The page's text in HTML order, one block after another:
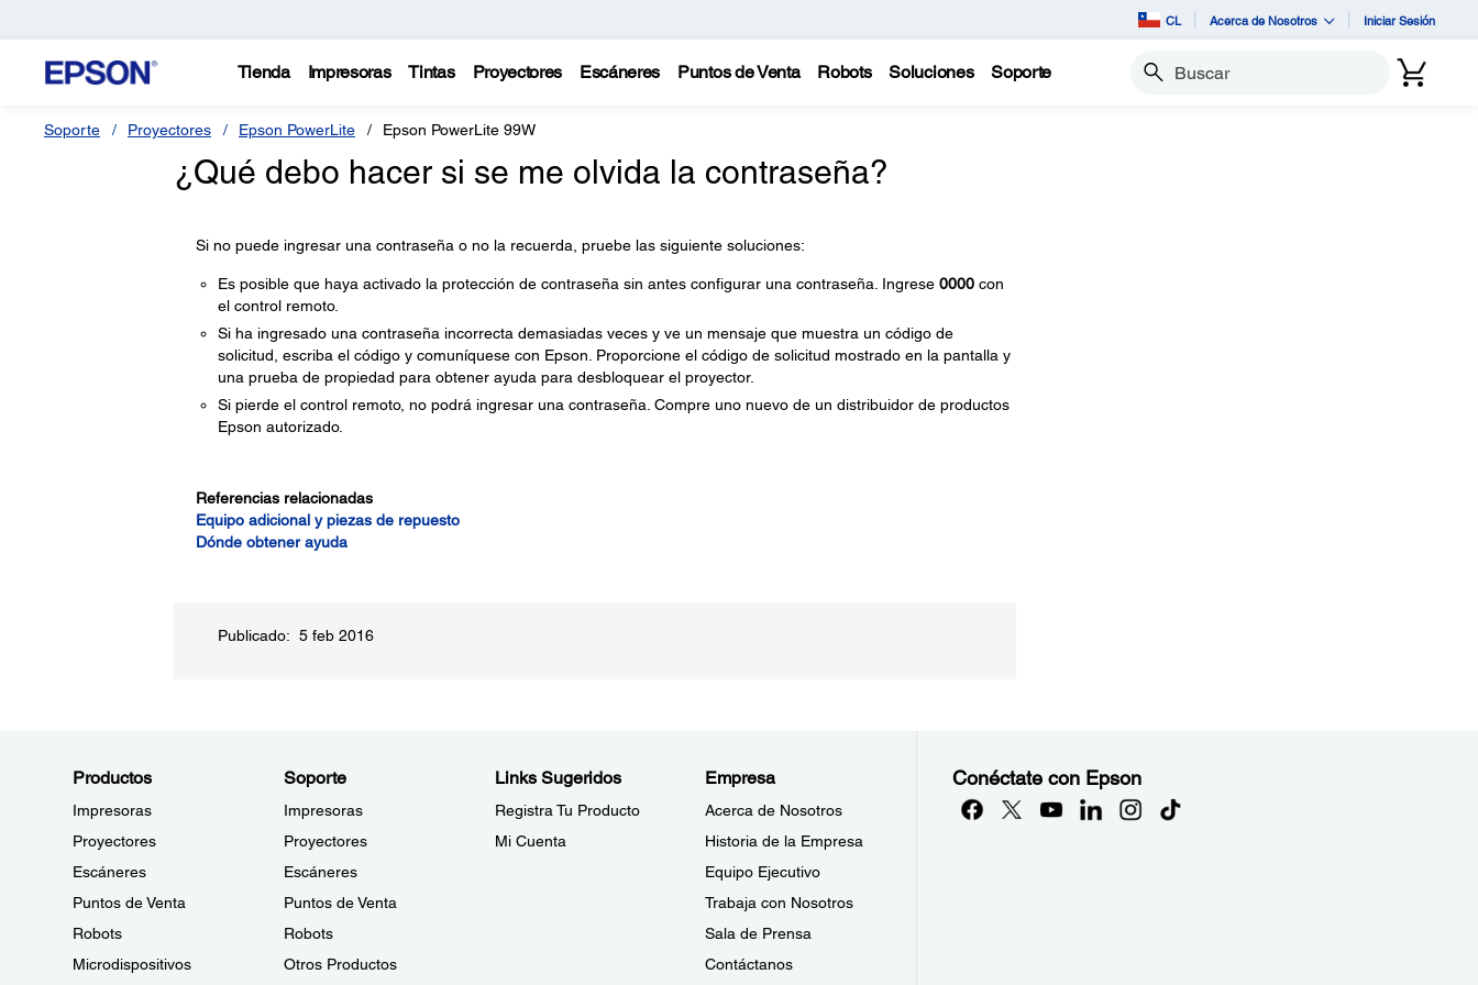
CL Acerca de Nosotros Iniciar Sesión
Tienda Impresoras Tintas Proyectores Escáneres Puntos de Venta Robots Soluciones Soporte Buscar
Soporte Proyectores Epson PowerLite Epson PowerLite 99W
¿Qué debo hacer si se me olvida la contraseña?
Si no puede ingresar una contraseña o no la recuerda, pruebe las siguiente soluciones:
Es posible que haya activado la protección de contraseña sin antes configurar una contraseña. Ingrese 0000con
el control remoto.
Si ha ingresado una contraseña incorrecta demasiadas veces y ve un mensaje que muestra un código de
solicitud, escriba el código y comuníquese con Epson. Proporcione el código de solicitud mostrado en la pantalla y
una prueba de propiedad para obtener ayuda para desbloquear el proyector.
Si pierde el control remoto, no podrá ingresar una contraseña. Compre uno nuevo de un distribuidor de productos
Epson autorizado.
Referencias relacionadas
Equipo adicional y piezas de repuesto
Dónde obtener ayuda
Publicado: 5 feb 2016
Productos
Impresoras
Proyectores
Escáneres
Puntos de Venta
Robots
Microdispositivos
Soporte
Impresoras
Proyectores
Escáneres
Puntos de Venta
Robots
Otros Productos
Links Sugeridos
Registra Tu Producto
Mi Cuenta
Empresa
Acerca de Nosotros
Historia de la Empresa
Equipo Ejecutivo
Trabaja con Nosotros
Sala de Prensa
Contáctanos
Conéctate con Epson